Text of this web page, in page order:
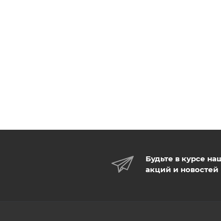
Будьте в курсе
акций и новостей